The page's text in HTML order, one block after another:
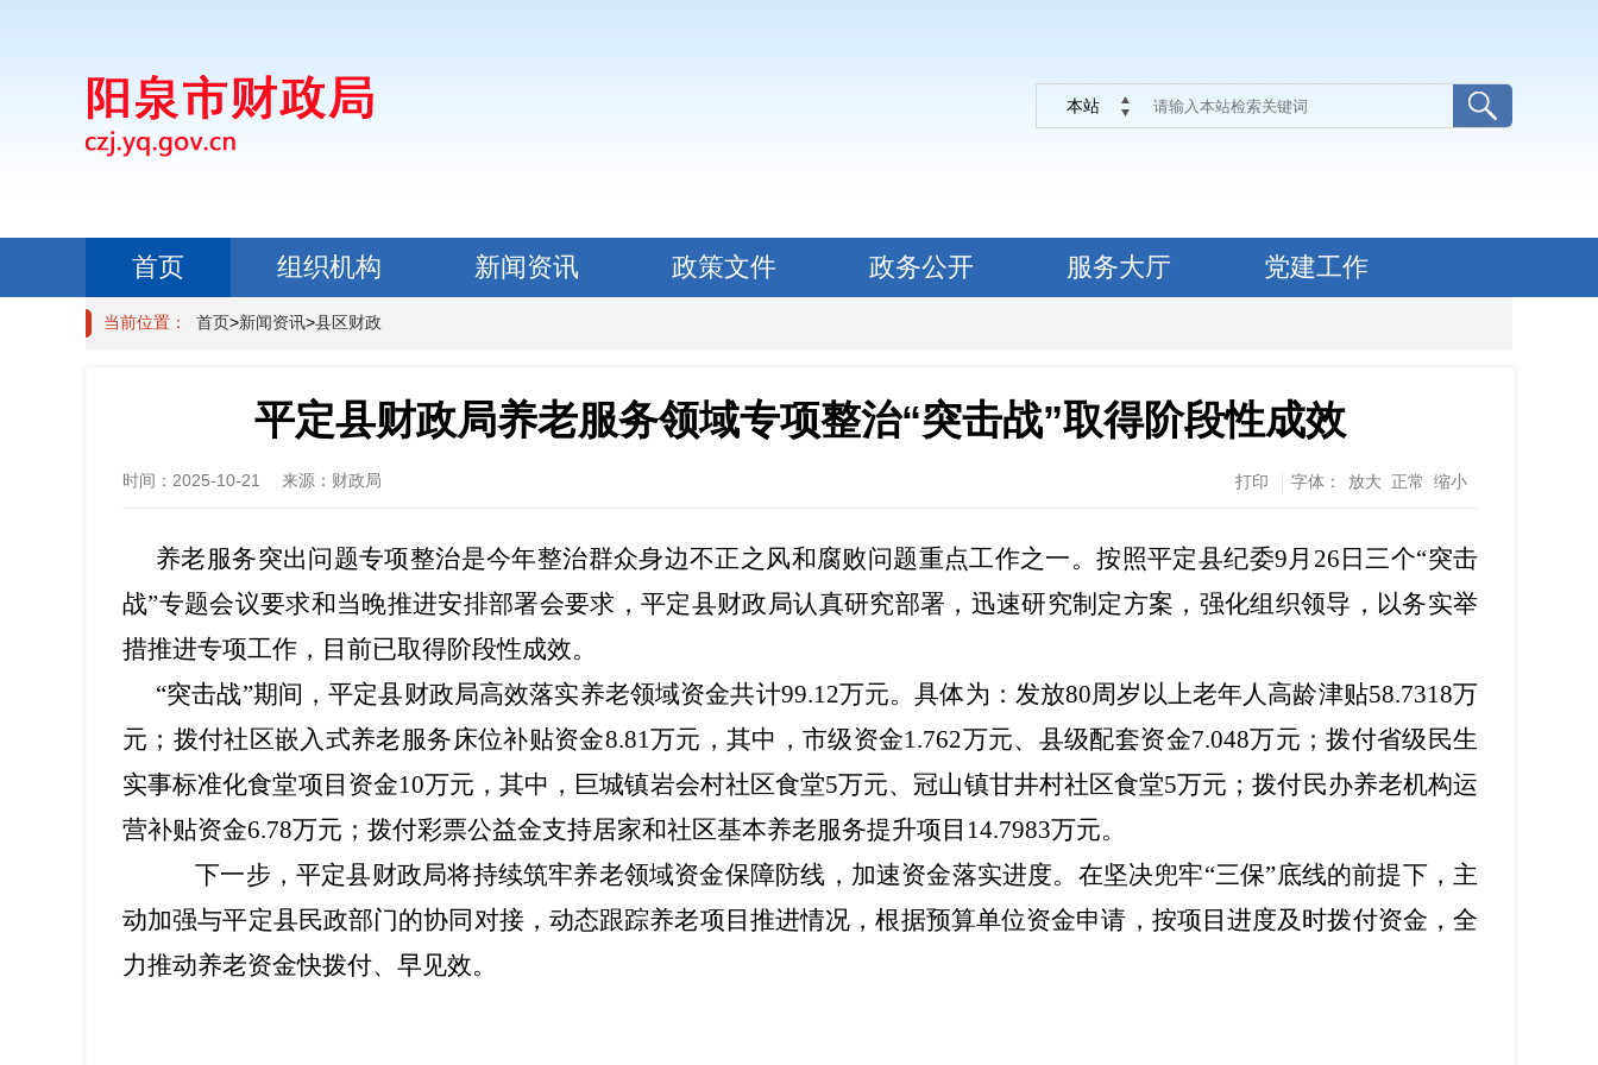
本站
首页 组织机构 新闻资讯 政策文件 政务公开 服务大厅
党建工作
政民互动
当前位置： 首页>新闻资讯>县区财政
平定县财政局养老服务领域专项整治“突击战”取得阶段性成效
时间： 2025-10-21 来源： 财政局 打印 字体： 放大 正常 缩小
养老服务突出问题专项整治是今年整治群众身边不正之风和腐败问题重点工作之一。按照平定县纪委9月26日三个“突击
战”专题会议要求和当晚推进安排部署会要求，平定县财政局认真研究部署，迅速研究制定方案，强化组织领导，以务实举
措推进专项工作，目前已取得阶段性成效。
“突击战”期间，平定县财政局高效落实养老领域资金共计99.12万元。具体为：发放80周岁以上老年人高龄津贴58.7318万
元；拨付社区嵌入式养老服务床位补贴资金8.81万元，其中，市级资金1.762万元、县级配套资金7.048万元；拨付省级民生
实事标准化食堂项目资金10万元，其中，巨城镇岩会村社区食堂5万元、冠山镇甘井村社区食堂5万元；拨付民办养老机构运
营补贴资金6.78万元；拨付彩票公益金支持居家和社区基本养老服务提升项目14.7983万元。
下一步，平定县财政局将持续筑牢养老领域资金保障防线，加速资金落实进度。在坚决兜牢“三保”底线的前提下，主
动加强与平定县民政部门的协同对接，动态跟踪养老项目推进情况，根据预算单位资金申请，按项目进度及时拨付资金，全
力推动养老资金快拨付、早见效。